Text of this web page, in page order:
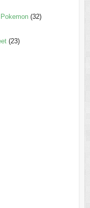
(32)
(23)